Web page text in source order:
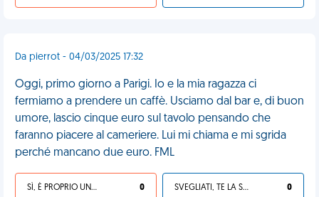
Da pierrot - 04/03/2025 17:32
Oggi, primo giorno a Parigi. Io e la mia ragazza ci
fermiamo a prendere un caffè. Usciamo dal bar e, di buon
umore, lascio cinque euro sul tavolo pensando che
faranno piacere al cameriere. Lui mi chiama e mi sgrida
perché mancano due euro. FML
SÌ, È PROPRIO UNA VDM! 0 SVEGLIATI, TE LA SEI CERCATA! 0